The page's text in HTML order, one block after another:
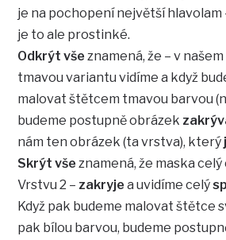
je na pochopení největší
je to ale prostinké.
Odkrýt vše znamená, že – v
tmavou variantu vidíme a když
malovat štětcem tmavou barvou
budeme postupně obrázek
nám ten obrázek (ta vrstva), který
Skrýt vše znamená, že maska
Vrstvu 2 – zakryje a uvidíme celý
Když pak budeme malovat štětce
pak bílou barvou, budeme